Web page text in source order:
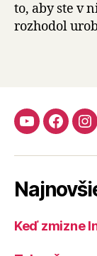
to, aby ste v
rozhodol
YouTube
Keď zmizne